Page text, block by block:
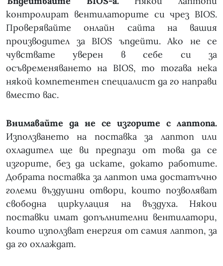
контролират вентилаторите си чрез BIOS.
Проверявайте онлайн сайта на вашия
производител за BIOS ъпдейти. Ако не се
чувствате уверен в себе си за
осъвременяването на BIOS, то тогава нека
някой компетентен специалист да го направи
вместо вас.
Внимавайте да не се изгорите с лаптопа.
Използването на поставка за лаптоп или
охладител ще ви предпази от това да се
изгорите, без да искате, докато работите.
Добрата поставка за лаптоп има достатъчно
големи въздушни отвори, които позволяват
свободна циркулация на въздуха. Някои
поставки имат допълнителни вентилатори,
които използват енергия от самия лаптоп, за
да го охлаждат.